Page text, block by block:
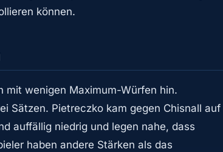
können.
mit wenigen Maximum-Würfen hin.
Sätzen. Pietreczko kam gegen Chisnall auf
auffällig niedrig und legen nahe, dass
haben andere Stärken als das